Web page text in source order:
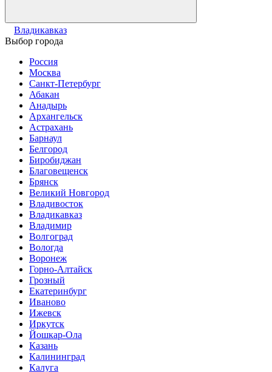
Владикавказ
Выбор города
Россия
Москва
Санкт-Петербург
Абакан
Анадырь
Архангельск
Астрахань
Барнаул
Белгород
Биробиджан
Благовещенск
Брянск
Великий Новгород
Владивосток
Владикавказ
Владимир
Волгоград
Вологда
Воронеж
Горно-Алтайск
Грозный
Екатеринбург
Иваново
Ижевск
Иркутск
Йошкар-Ола
Казань
Калининград
Калуга